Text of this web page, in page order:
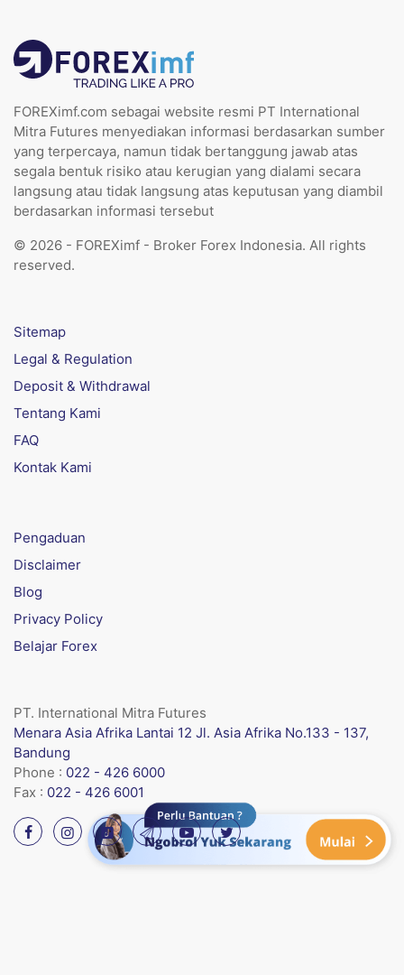
FOREXimf.com sebagai website resmi PT International
Mitra Futures menyediakan informasi berdasarkan sumber
yang terpercaya, namun tidak bertanggung jawab atas
segala bentuk risiko atau kerugian yang dialami secara
langsung atau tidak langsung atas keputusan yang diambil
berdasarkan informasi tersebut
© 2026 - FOREXimf - Broker Forex Indonesia. All rights
reserved.
Sitemap
Legal & Regulation
Deposit & Withdrawal
Tentang Kami
FAQ
Kontak Kami
Pengaduan
Disclaimer
Blog
Privacy Policy
Belajar Forex
PT. International Mitra Futures
Menara Asia Afrika Lantai 12 Jl. Asia Afrika No.133 - 137,
Bandung
Phone : 022 - 426 6000
Fax : 022 - 426 6001